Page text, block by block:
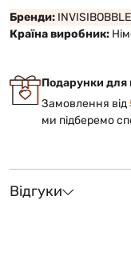
Бренди: INVISIBOBBLE
Країна виробник:
Подарунки для
Замовлення від
ми підберемо
Відгуки